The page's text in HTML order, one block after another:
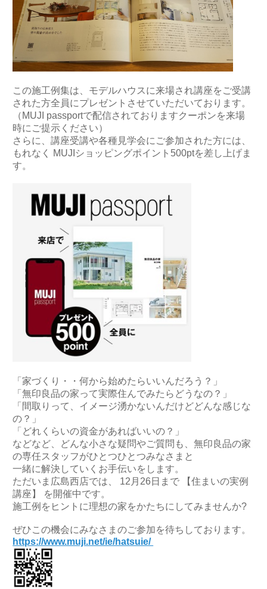
この施工例集は、モデルハウスに来場され講座をご受講
された方全員にプレゼントさせていただいております。
（MUJI passportで配信されておりますクーポンを来場
時にご提示ください）
さらに、講座受講や各種見学会にご参加された方には、
もれなく MUJIショッピングポイント500ptを差し上げま
す。
「家づくり・・何から始めたらいいんだろう？」
「無印良品の家って実際住んでみたらどうなの？」
「間取りって、イメージ湧かないんだけどどんな感じな
の？」
「どれくらいの資金があればいいの？」
などなど、どんな小さな疑問やご質問も、無印良品の家
の専任スタッフがひとつひとつみなさまと
一緒に解決していくお手伝いをします。
ただいま広島西店では、 12月26日まで 【住まいの実例
講座】 を開催中です。
施工例をヒントに理想の家をかたちにしてみませんか?
ぜひこの機会にみなさまのご参加を待ちしております。
https://www.muji.net/ie/hatsuie/